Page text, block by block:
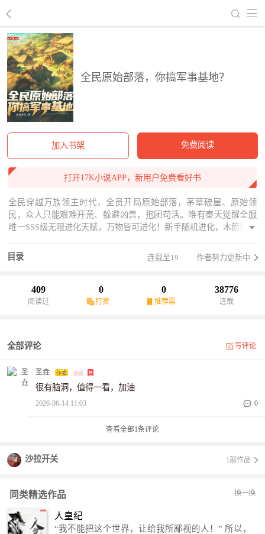
全民原始部落，你搞军事基地？
加入书架 免费阅读
打开17K小说APP，新用户免费看好书
全民穿越万族领主时代，全员开局原始部落，茅草破屋、原始领
民，众人只能艰难开荒、躲避凶兽，抱团苟活。唯有秦天觉醒全服
唯一SSS级无限进化天赋，万物皆可进化！新手随机进化，木箭塔直
满。普通农具进阶神级工具，资源采集、寻矿探宝远超常人。当全
网领主还在为资源拼死争夺、被凶兽追杀时，秦天速冲全服首个二
满，原始村落蜕变为超级军事基地。面对万族强敌与各路领主，秦
天淡然俯瞰全场：“你们玩原始部落，我直接开启军备时代！”
目录 连载至19 作者努力更新中
409
阅读过
0
打赏
0
推荐票
38776
连载
全部评论 写评论
圣垚
很有脑洞，值得一看，加油
2026-06-14 11:03 0
查看全部1条评论
沙拉开关 1部作品
同类精选作品 换一换
人皇纪
“我不能把这个世界，让给我所鄙视的人！” 所以，